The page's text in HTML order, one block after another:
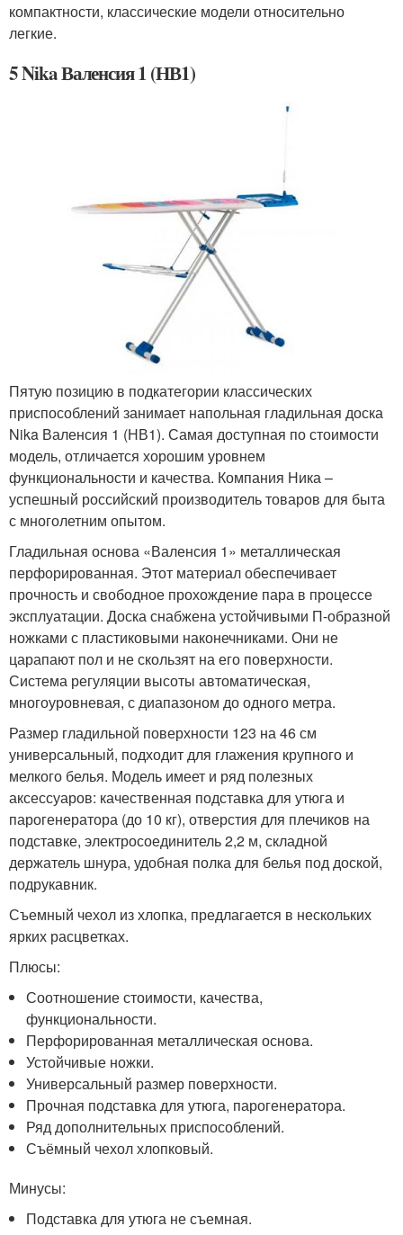
компактности, классические модели относительно
легкие.
5 Nika Валенсия 1 (НВ1)
Пятую позицию в подкатегории классических
приспособлений занимает напольная гладильная доска
Nika Валенсия 1 (НВ1). Самая доступная по стоимости
модель, отличается хорошим уровнем
функциональности и качества. Компания Ника –
успешный российский производитель товаров для быта
с многолетним опытом.
Гладильная основа «Валенсия 1» металлическая
перфорированная. Этот материал обеспечивает
прочность и свободное прохождение пара в процессе
эксплуатации. Доска снабжена устойчивыми П-образной
ножками с пластиковыми наконечниками. Они не
царапают пол и не скользят на его поверхности.
Система регуляции высоты автоматическая,
многоуровневая, с диапазоном до одного метра.
Размер гладильной поверхности 123 на 46 см
универсальный, подходит для глажения крупного и
мелкого белья. Модель имеет и ряд полезных
аксессуаров: качественная подставка для утюга и
парогенератора (до 10 кг), отверстия для плечиков на
подставке, электросоединитель 2,2 м, складной
держатель шнура, удобная полка для белья под доской,
подрукавник.
Съемный чехол из хлопка, предлагается в нескольких
ярких расцветках.
Плюсы:
Соотношение стоимости, качества,
функциональности.
Перфорированная металлическая основа.
Устойчивые ножки.
Универсальный размер поверхности.
Прочная подставка для утюга, парогенератора.
Ряд дополнительных приспособлений.
Съёмный чехол хлопковый.
Минусы:
Подставка для утюга не съемная.